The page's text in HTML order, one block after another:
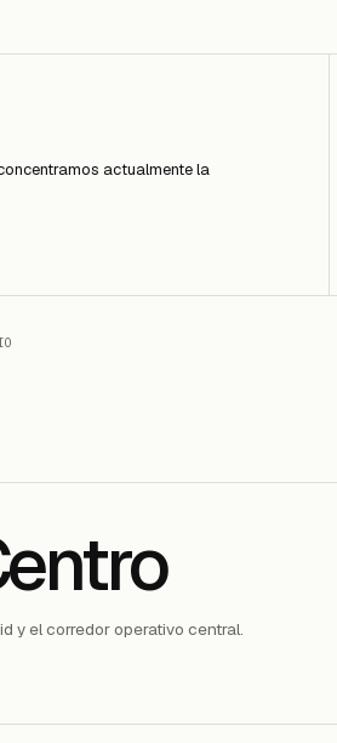
actualmente la
y el corredor operativo central.